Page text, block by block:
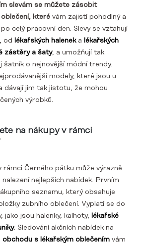
slevám se můžete zásobit
které vám zajistí pohodlný a
celý pracovní den. Slevy se vztahují
od lékařských haleneka lékařských
zástěry a šaty, a umožňují tak
šatník o nejnovější módní trendy.
modely, které jsou u
dávají jim tak jistotu, že mohou
výrobků.
na nákupy v rámci
rámci Černého pátku může výrazně
nejlepších nabídek. Prvním
seznamu, který obsahuje
zubního oblečení. Vyplatí se do
jako jsou halenky, kalhoty, lékařské
. Sledování akčních nabídek na
obchodu s lékařským oblečením vám